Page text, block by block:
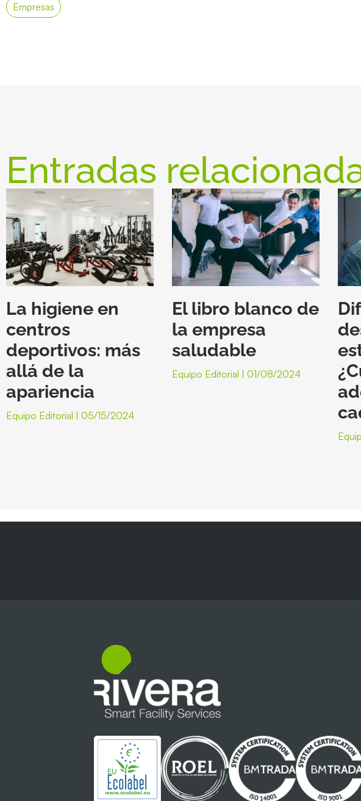
Empresas
Entradas
La higiene en
centros
deportivos: más
allá de la
apariencia
Equipo Editorial 05/15/2024
El libro blanco de
la empresa
saludable
Equipo Editorial 01/08/2024